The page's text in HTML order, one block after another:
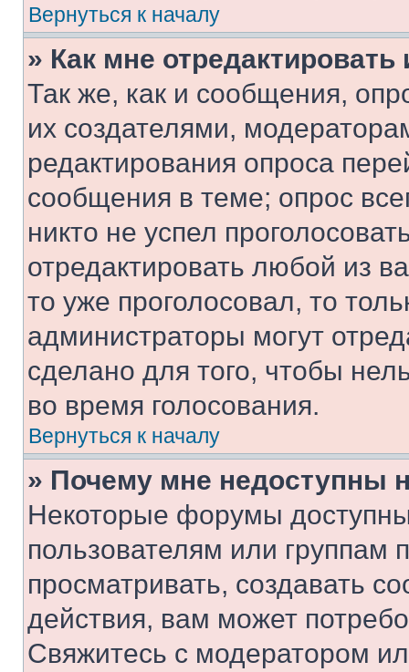
Вернуться к началу
» Как мне
Так же, как и сообщения,
их создателями,
редактирования опроса
сообщения в теме; опрос
никто не успел
отредактировать любой из
то уже проголосовал, то
администраторы могут
сделано для того, чтобы
во время голосования.
Вернуться к началу
» Почему мне недоступны
Некоторые форумы
пользователям или группам
просматривать, создавать
действия, вам может
Свяжитесь с модератором